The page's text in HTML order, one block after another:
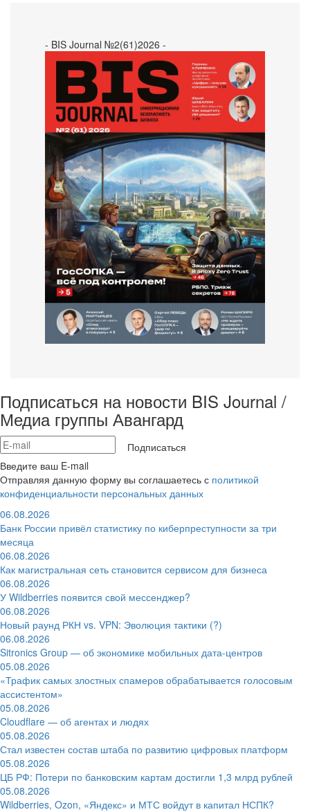
- BIS Journal №2(61)2026 -
Подписаться на новости BIS Journal /
Медиа группы Авангард
Подписаться
Введите ваш E-mail
Отправляя данную форму вы соглашаетесь с политикой
конфиденциальности персональных данных
06.08.2026
Банк России привёл статистику по киберпреступности за три
месяца
06.08.2026
Как магистральная сеть становится сервисом для бизнеса
06.08.2026
У Wildberries появится свой мессенджер?
06.08.2026
Новый раунд РКН vs. VPN: Эволюция тактики (?)
06.08.2026
Sitronics Group — об экономике мобильных дата-центров
05.08.2026
«Трафик самых злостных спамеров обрабатывается голосовым
ассистентом»
05.08.2026
Cloudflare — об агентах и людях
05.08.2026
Стал известен состав штаба по развитию цифровых платформ
05.08.2026
ЦБ РФ: Потери по банковским картам достигли 1,3 млрд рублей
05.08.2026
Wildberries, Ozon, «Яндекс» и МТС войдут в капитал НСПК?